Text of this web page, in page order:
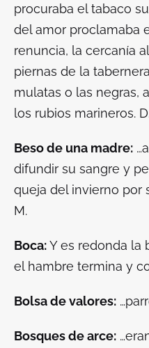
procuraba el tabaco
del amor proclamaba
renuncia, la cercanía
piernas de la
mulatas o las negras,
los rubios marineros.
Beso de una madre:
difundir su sangre y
queja del invierno por
M.
Boca:Y es redonda la
el hambre termina y
Bolsa de valores:
Bosques de arce: